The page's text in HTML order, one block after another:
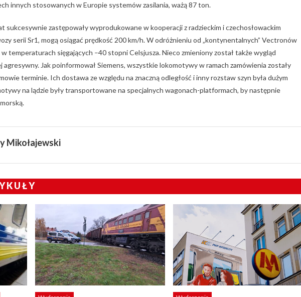
innych stosowanych w Europie systemów zasilania, ważą 87 ton.
sukcesywnie zastępowały wyprodukowane w kooperacji z radzieckim i czechosłowackim
serii Sr1, mogą osiągać prędkość 200 km/h. W odróżnieniu od „kontynentalnych” Vectronów
temperaturach sięgających –40 stopni Celsjusza. Nieco zmieniony został także wygląd
Jak poinformował Siemens, wszystkie lokomotywy w ramach zamówienia zostały
terminie. Ich dostawa ze względu na znaczną odległość i inny rozstaw szyn była dużym
na lądzie były transportowane na specjalnych wagonach-platformach, by następnie
Mikołajewski